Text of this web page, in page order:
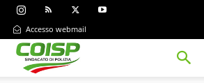
Accesso webmail